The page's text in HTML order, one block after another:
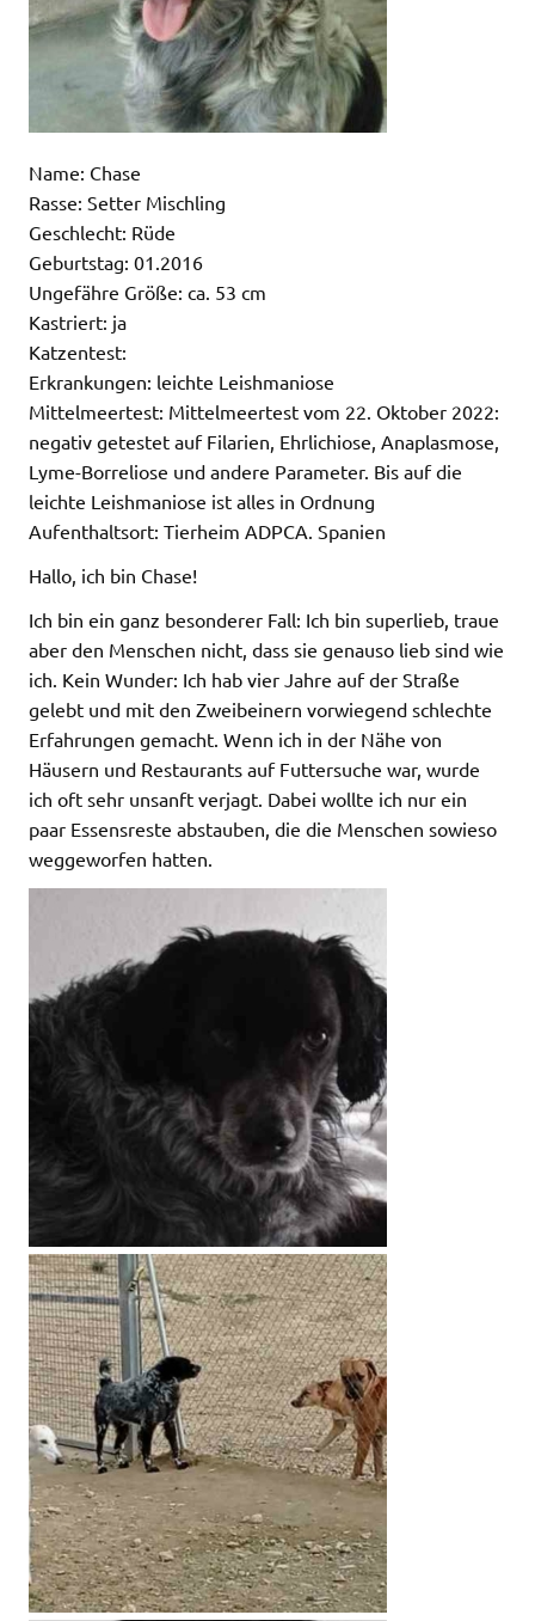
Name: Chase
Rasse: Setter Mischling
Geschlecht: Rüde
Geburtstag: 01.2016
Ungefähre Größe: ca. 53 cm
Kastriert: ja
Katzentest:
Erkrankungen: leichte Leishmaniose
Mittelmeertest: Mittelmeertest vom 22. Oktober 2022:
negativ getestet auf Filarien, Ehrlichiose, Anaplasmose,
Lyme-Borreliose und andere Parameter. Bis auf die
leichte Leishmaniose ist alles in Ordnung
Aufenthaltsort: Tierheim ADPCA. Spanien
Hallo, ich bin Chase!
Ich bin ein ganz besonderer Fall: Ich bin superlieb, traue
aber den Menschen nicht, dass sie genauso lieb sind wie
ich. Kein Wunder: Ich hab vier Jahre auf der Straße
gelebt und mit den Zweibeinern vorwiegend schlechte
Erfahrungen gemacht. Wenn ich in der Nähe von
Häusern und Restaurants auf Futtersuche war, wurde
ich oft sehr unsanft verjagt. Dabei wollte ich nur ein
paar Essensreste abstauben, die die Menschen sowieso
weggeworfen hatten.